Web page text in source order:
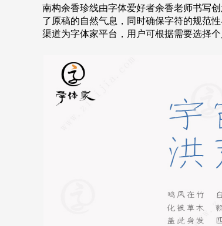
南构余香珍线由字体爱好者余香老师书写
了原稿的自然气息，同时确保字符的规范
渠道为字体家平台，用户可根据需要选择个